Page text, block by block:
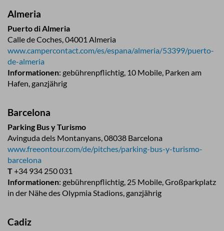
Almeria
Puerto di Almeria
Calle de Coches, 04001 Almeria
www.campercontact.com/es/espana/almeria/53399/puerto-
de-almeria
Informationen: gebührenpflichtig, 10 Mobile, Parken am
Hafen, ganzjährig
Barcelona
Parking Bus y Turismo
Avinguda dels Montanyans, 08038 Barcelona
www.freeontour.com/de/pitches/parking-bus-y-turismo-
barcelona
T+34 934 250 031
Informationen: gebührenpflichtig, 25 Mobile, Großparkplatz
in der Nähe des Olypmia Stadions, ganzjährig
Cadiz